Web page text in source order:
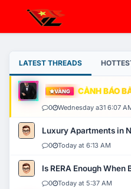
LATEST THREADS
VÀNG CẢNH BÁO
0 Wednesday a31 6:07
Luxury Apartments in
0 Today at 6:13 AM
Is RERA Enough
0 Today at 5:37 AM